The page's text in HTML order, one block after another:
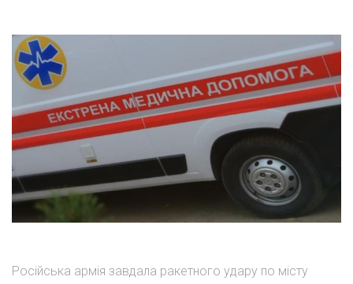
Російська армія завдала ракетного удару по місту